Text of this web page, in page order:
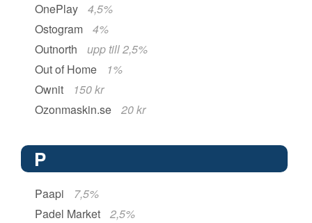
OnePlay
4,5%
Ostogram
4%
Outnorth
upp till 2,5%
Out of Home
1%
Ownit
150 kr
Ozonmaskin.se
20 kr
P
Paapi
7,5%
Padel Market
2,5%